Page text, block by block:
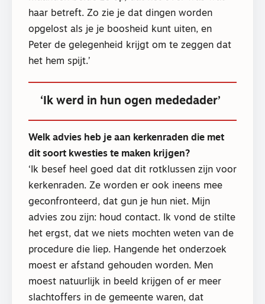
haar betreft. Zo zie je dat dingen worden
opgelost als je je boosheid kunt uiten, en
Peter de gelegenheid krijgt om te zeggen dat
het hem spijt.’
‘Ik werd in hun ogen mededader’
Welk advies heb je aan kerkenraden die met
dit soort kwesties te maken krijgen?
‘Ik besef heel goed dat dit rotklussen zijn voor
kerkenraden. Ze worden er ook ineens mee
geconfronteerd, dat gun je hun niet. Mijn
advies zou zijn: houd contact. Ik vond de stilte
het ergst, dat we niets mochten weten van de
procedure die liep. Hangende het onderzoek
moest er afstand gehouden worden. Men
moest natuurlijk in beeld krijgen of er meer
slachtoffers in de gemeente waren, dat